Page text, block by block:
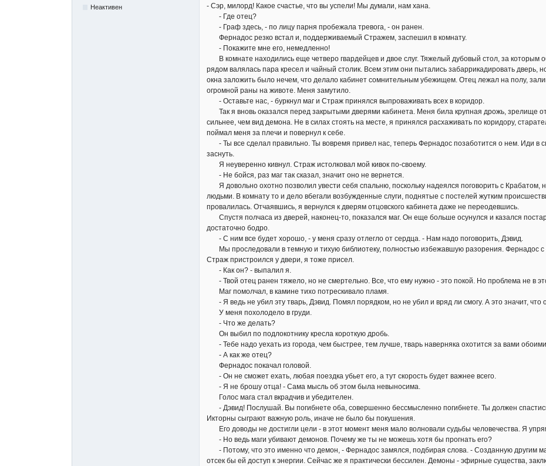
Неактивен
- Сэр, милорд! Какое счастье, что вы успели! Мы думали, нам хана.
- Где отец?
- Граф здесь, - по лицу парня пробежала тревога, - он ранен.
Фернадос резко встал и, поддерживаемый Стражем, заспешил в комнату.
- Покажите мне его, немедленно!
В комнате находились еще четверо гвардейцев и двое слуг. Тяжелый дубовый стол, за которым
рядом валялась пара кресел и чайный столик. Всем этим они пытались забаррикадировать дверь,
окна заложить было нечем, что делало кабинет сомнительным убежищем. Отец лежал на полу,
огромной раны на животе. Меня замутило.
- Оставьте нас, - буркнул маг и Страж принялся выпроваживать всех в коридор.
Так я вновь оказался перед закрытыми дверями кабинета. Меня била крупная дрожь, зрелище
сильнее, чем вид демона. Не в силах стоять на месте, я принялся расхаживать по коридору,
поймал меня за плечи и повернул к себе.
- Ты все сделал правильно. Ты вовремя привел нас, теперь Фернадос позаботится о нем. Иди в
заснуть.
Я неуверенно кивнул. Страж истолковал мой кивок по-своему.
- Не бойся, раз маг так сказал, значит оно не вернется.
Я довольно охотно позволил увести себя спальню, поскольку надеялся поговорить с
людьми. В комнату то и дело вбегали возбужденные слуги, поднятые с постелей жутким
провалилась. Отчаявшись, я вернулся к дверям отцовского кабинета даже не переодевшись.
Спустя полчаса из дверей, наконец-то, показался маг. Он еще больше осунулся и казался
достаточно бодро.
- С ним все будет хорошо, - у меня сразу отлегло от сердца. - Нам надо поговорить, Дэвид.
Мы проследовали в темную и тихую библиотеку, полностью избежавшую разорения. Фернадос с
Страж пристроился у двери, я тоже присел.
- Как он? - выпалил я.
- Твой отец ранен тяжело, но не смертельно. Все, что ему нужно - это покой. Но проблема не в
Маг помолчал, в камине тихо потрескивало пламя.
- Я ведь не убил эту тварь, Дэвид. Помял порядком, но не убил и вряд ли смогу. А это значит, что
У меня похолодело в груди.
- Что же делать?
Он выбил по подлокотнику кресла короткую дробь.
- Тебе надо уехать из города, чем быстрее, тем лучше, тварь наверняка охотится за вами
- А как же отец?
Фернадос покачал головой.
- Он не сможет ехать, любая поездка убьет его, а тут скорость будет важнее всего.
- Я не брошу отца! - Сама мысль об этом была невыносима.
Голос мага стал вкрадчив и убедителен.
- Дэвид! Послушай. Вы погибнете оба, совершенно бессмысленно погибнете. Ты должен
Икторны сыграют важную роль, иначе не было бы покушения.
Его доводы не достигли цели - в этот момент меня мало волновали судьбы человечества. Я
- Но ведь маги убивают демонов. Почему же ты не можешь хотя бы прогнать его?
- Потому, что это именно что демон, - Фернадос замялся, подбирая слова. - Созданную другим
отсек бы ей доступ к энергии. Сейчас же я практически бессилен. Демоны - эфирные существа,